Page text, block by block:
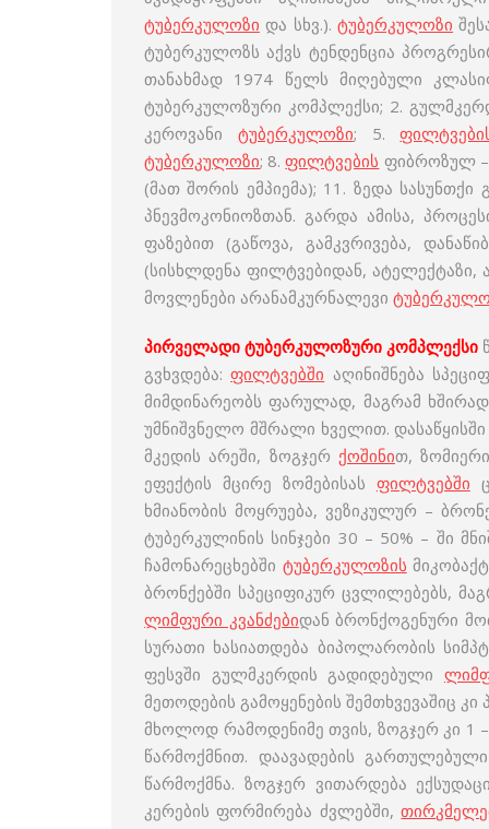
ტუბერკულოზი და სხვ.).ტუბერკულოზი
ტუბერკულოზს აქვს ტენდენცია
თანახმად 1974 წელს მიღებული
ტუბერკულოზური კომპლექსი; 2.
კეროვანი ტუბერკულოზი; 5.
ტუბერკულოზი; 8.ფილტვების ფიბროზულ
(მათ შორის ემპიემა); 11. ზედა სასუნთქი
პნევმოკონიოზთან. გარდა ამისა,
ფაზებით (გაწოვა, გამკვრივება,
(სისხლდენა ფილტვებიდან,
მოვლენები არანამკურნალევი
პირველადი ტუბერკულოზური კომპლექსი
გვხვდება:ფილტვებში აღინიშნება
მიმდინარეობს ფარულად, მაგრამ
უმნიშვნელო მშრალი ხველით.
მკედის არეში, ზოგჯერ ქოშინით, ზომიერი
ეფექტის მცირე ზომებისას ფილტვებში
ხმიანობის მოყრუება, ვეზიკულურ –
ტუბერკულინის სინჯები 30 – 50% – ში
ჩამონარეცხებში ტუბერკულოზის
ბრონქებში სპეციფიკურ ცვლილებებს,
ლიმფური კვანძებიდან ბრონქოგენური
სურათი ხასიათდება ბიპოლარობის
ფესვში გულმკერდის გადიდებული
მეთოდების გამოყენების შემთხვევაშიც
მხოლოდ რამოდენიმე თვის, ზოგჯერ კი 1
წარმოქმნით. დაავადების
წარმოქმნა. ზოგჯერ ვითარდება
კერების ფორმირება ძვლებში,